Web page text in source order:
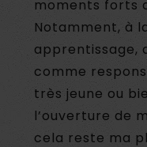
moments forts
Notamment, à
apprentissage,
comme
très jeune ou
l’ouverture de
cela reste ma